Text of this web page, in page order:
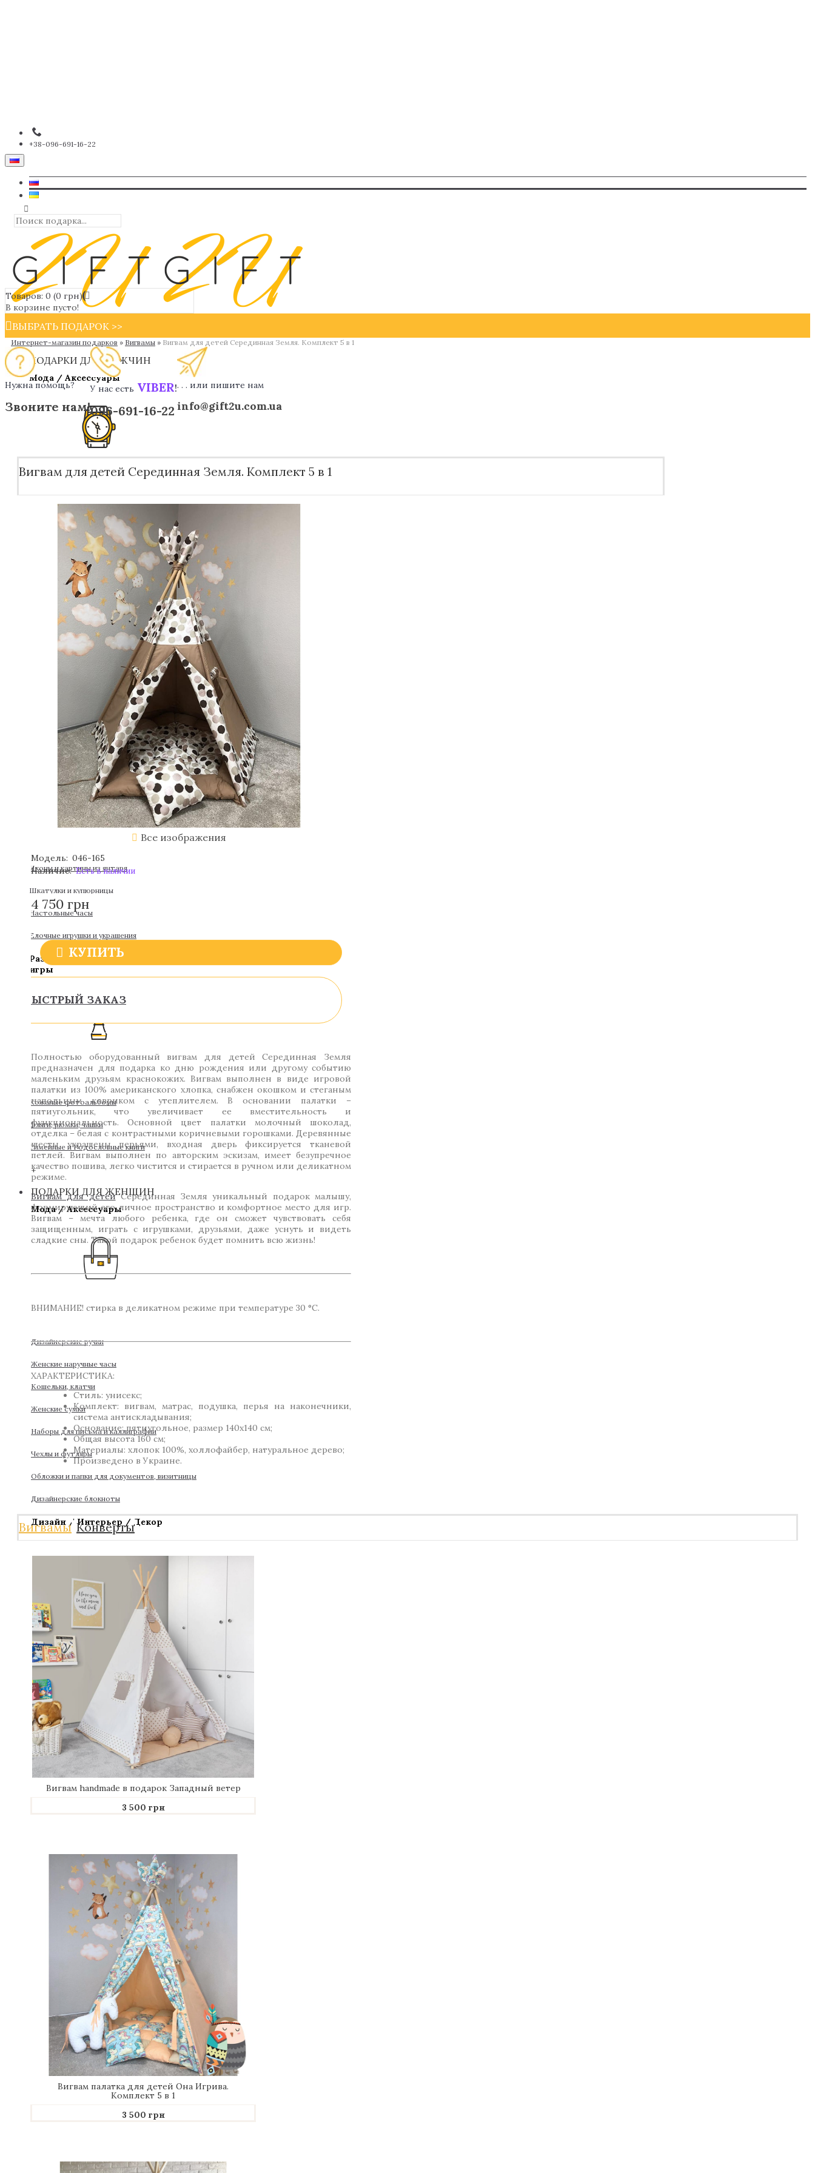
+38-096-691-16-22
Товаров: 0 (0 грн)
В корзине пусто!
ВЫБРАТЬ ПОДАРОК >>
ПОДАРКИ ДЛЯ МУЖЧИН
Мода / Аксессуары
Дизайнерски ручки
Мужские наручные часы
Наборы для письма и каллиграфии
Чехлы и футляры
Фляги, рюмки, чашки
Обложки и папки для документов, визитницы
Кошельки, портмоне и клатчи
Блокноты и ежедневники
Дизайн / Интерьер / Декор
Иконы и картины из янтаря
Шкатулки и купюрницы
Настольные часы
Елочные игрушки и украшения
Развлечения / Хобби / Настольные
игры
Кожаные фотоальбомы
Фляги, рюмки, чашки
Симейные и Родословные книги
+
ПОДАРКИ ДЛЯ ЖЕНЩИН
Мода / Аксессуары
Дизайнерские ручки
Женские наручные часы
Кошельки, клатчи
Женские сумки
Наборы для письма и каллиграфии
Чехлы и футляры
Обложки и папки для документов, визитницы
Дизайнерские блокноты
Дизайн / Интерьер / Декор
Иконы и картины из янтаря
Шкатулки и купюрницы
Настольные часы
Елочные игрушки и украшения
Развлечения / Хобби / Настольные
игры
Кожаные фотоальбомы
VIP дизайнерские мягкие игрушки
Семейные и Родословные книги
ПОДАРКИ ДЛЯ ДЕТЕЙ
Дети от 0 до 2 лет
Подвесные игрушки-мобили
Бортики
Коконы
Коврики
Интернет-магазин подарков » Вигвамы » Вигвам для детей Серединная Земля. Комплект 5 в 1
Нужна помощь?
Звоните нам!
У нас есть VIBER!
096-691-16-22
. . . или пишите нам
info@gift2u.com.ua
Вигвам для детей Серединная Земля. Комплект 5 в 1
Все изображения
Модель: 046-165
Наличие: Есть в наличии
4 750 грн
КУПИТЬ
БЫСТРЫЙ ЗАКАЗ
Полностью оборудованный вигвам для детей Серединная Земля
предназначен для подарка ко дню рождения или другому событию
маленьким друзьям краснокожих. Вигвам выполнен в виде игровой
палатки из 100% американского хлопка, снабжен окошком и стеганым
напольным ковриком с утеплителем. В основании палатки –
пятиугольник, что увеличивает ее вместительность и
функциональность. Основной цвет палатки молочный шоколад,
отделка – белая с контрастными коричневыми горошками. Деревянные
шесты украшены перьями, входная дверь фиксируется тканевой
петлей. Вигвам выполнен по авторским эскизам, имеет безупречное
качество пошива, легко чистится и стирается в ручном или деликатном
режиме.
Вигвам для детейСерединная Земля уникальный подарок малышу,
формирующий его личное пространство и комфортное место для игр.
Вигвам – мечта любого ребенка, где он сможет чувствовать себя
защищенным, играть с игрушками, друзьями, даже уснуть и видеть
сладкие сны. Такой подарок ребенок будет помнить всю жизнь!
ВНИМАНИЕ! стирка в деликатном режиме при температуре 30 °C.
ХАРАКТЕРИСТИКА:
Стиль: унисекс;
Комплект: вигвам, матрас, подушка, перья на наконечники,
система антискладывания;
Основание: пятиугольное, размер 140х140 см;
Общая высота 160 см;
Материалы: хлопок 100%, холлофайбер, натуральное дерево;
Произведено в Украине.
Вигвамы Конверты
Вигвам handmade в подарок Западный ветер
3 500 грн
Вигвам палатка для детей Она Игрива.
Комплект 5 в 1
3 500 грн